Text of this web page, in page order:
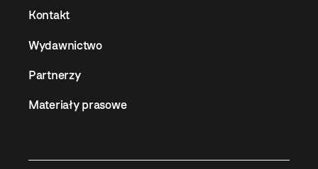
Kontakt
Wydawnictwo
Partnerzy
Materiały prasowe